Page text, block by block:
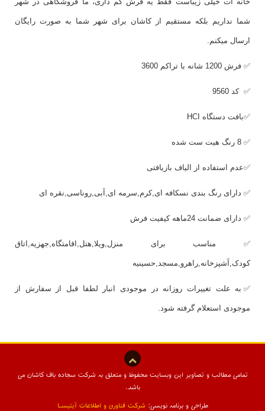
شما نداریم بلکه مستقیم از کاشان برای شهر شما به صورت رایگان
ارسال میکنم.
✅ فرش 1200 شانه با تراکم 3600
✅ کد 9560
✅بافت دستگاه HCI
✅ 8 رنگ هیت ست شده
✅عدم استفاده از الیاف بازیافتی
✅ دارای رنگ بندی نسکافه ای,کرم,سرمه ای,آبی,روناسی,نقره ای
✅ دارای ضمانت 24ماهه کیفیت فرش
✅ مناسب برای منزل,ویلا,هتل,اقامتگاه,جهزیه,اتاق
کودک,آشپزخانه,راهرو,مسجد,حسینیه
✅به علت تغییرات روزانه در موجودی انبار لطفا قبل از سفارش از
موجودی استعلام گرفته شود.
تمامی مطالب و تصاویر این وبسایت محفوظ و متعلق به شرکت سجاده باف کاشان می
باشد.
طراحی و برنامه نویسی:شرکت فناوری و اطلاعات آیتیسـا